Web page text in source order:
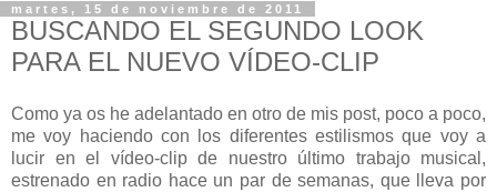
martes, 15 de noviembre de 2011
BUSCANDO EL SEGUNDO LOOK
PARA EL NUEVO VÍDEO-CLIP
Como ya os he adelantado en otro de mis post, poco a poco,
me voy haciendo con los diferentes estilismos que voy a
lucir en el vídeo-clip de nuestro último trabajo musical,
estrenado en radio hace un par de semanas, que lleva por